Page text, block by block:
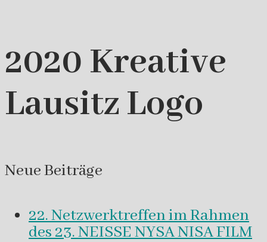
2020 Kreative
Lausitz Logo
Neue Beiträge
22. Netzwerktreffen im Rahmen
des 23. NEISSE NYSA NISA FILM